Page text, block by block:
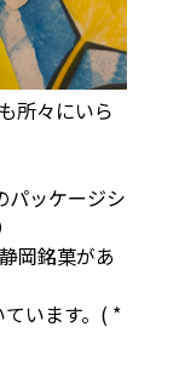
所々にいら
パッケージシ
岡銘菓があ
います。( *